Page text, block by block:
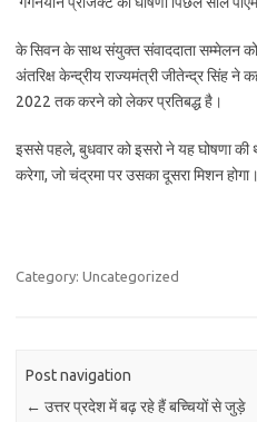
के सिवन के साथ संयुक्त संवाददाता सम्मेलन
अंतरिक्ष केन्द्रीय राज्यमंत्री जीतेन्द्र सिंह ने
2022 तक करने को लेकर प्रतिबद्ध है।
इससे पहले, बुधवार को इसरो ने यह घोषणा
करेगा, जो चंद्रमा पर उसका दूसरा मिशन होगा।
Category: Uncategorized
Post navigation
← उत्तर प्रदेश में बढ़ रहे हैं बच्चियों से जुड़े